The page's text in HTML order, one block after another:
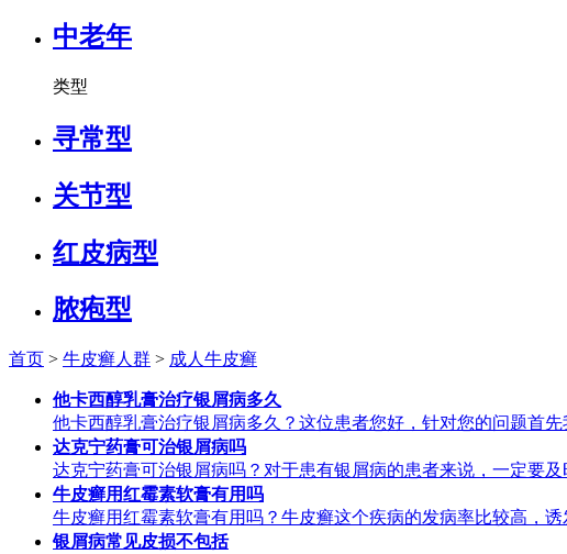
中老年
类型
寻常型
关节型
红皮病型
脓疱型
首页 > 牛皮癣人群 > 成人牛皮癣
他卡西醇乳膏治疗银屑病多久
他卡西醇乳膏治疗银屑病多久？这位患者您好，针对您的问题首
达克宁药膏可治银屑病吗
达克宁药膏可治银屑病吗？对于患有银屑病的患者来说，一定要
牛皮癣用红霉素软膏有用吗
牛皮癣用红霉素软膏有用吗？牛皮癣这个疾病的发病率比较高，
银屑病常见皮损不包括